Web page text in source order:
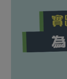
米食
麵食
特別企畫